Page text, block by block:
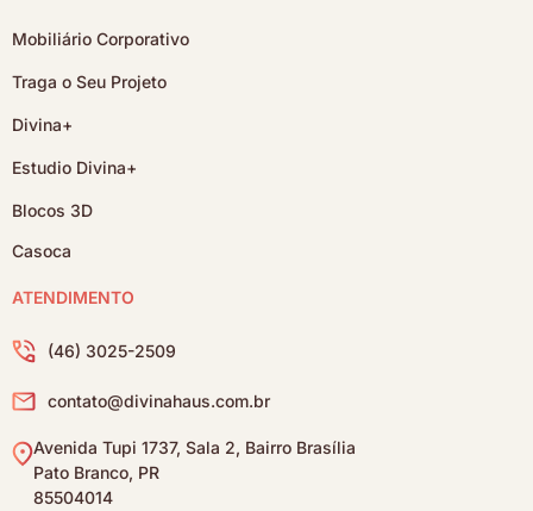
Mobiliário Corporativo
Traga o Seu Projeto
Divina+
Estudio Divina+
Blocos 3D
Casoca
ATENDIMENTO
(46) 3025-2509
contato@divinahaus.com.br
Avenida Tupi 1737, Sala 2, Bairro Brasília
Pato Branco, PR
85504014